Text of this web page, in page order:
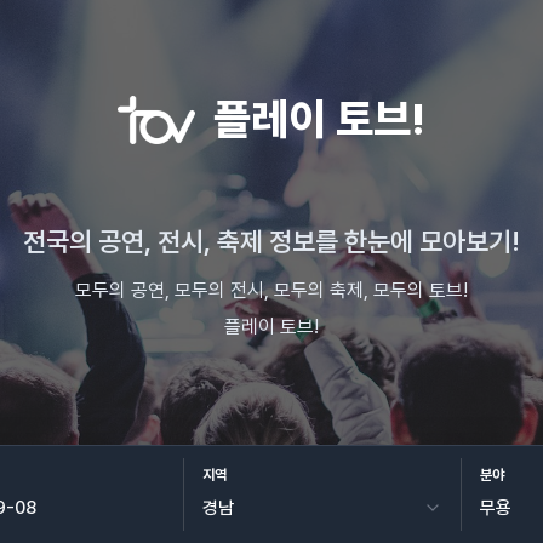
플레이 토브!
전국의 공연, 전시, 축제 정보를 한눈에 모아보기!
모두의 공연, 모두의 전시, 모두의 축제, 모두의 토브!
플레이 토브!
지역 분야